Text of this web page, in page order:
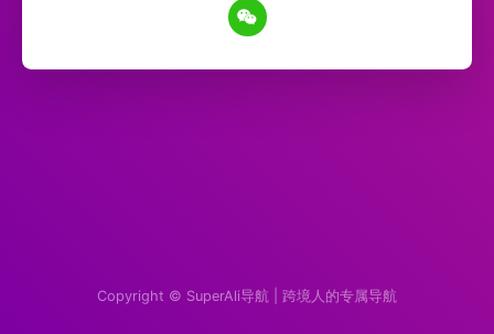
Copyright © SuperAli导航 | 跨境人的专属导航